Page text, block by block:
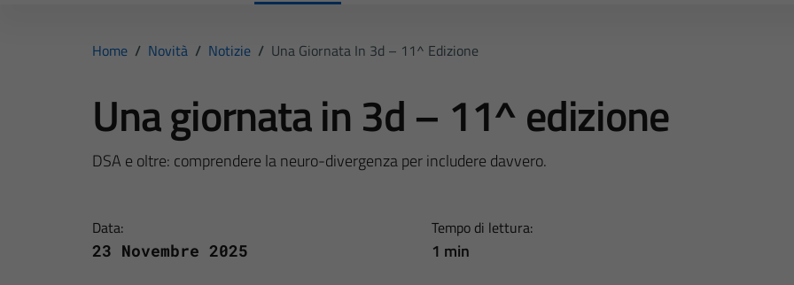
Home / Novità / Notizie / Una Giornata In 3d – 11^ Edizione
Una giornata in 3d – 11^ edizione
DSA e oltre: comprendere la neuro-divergenza per includere davvero.
Data:
23 Novembre 2025
Tempo di lettura:
1 min